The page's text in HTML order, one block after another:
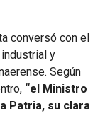
conversó con el
y
Según
“el Ministro
Patria, su clara